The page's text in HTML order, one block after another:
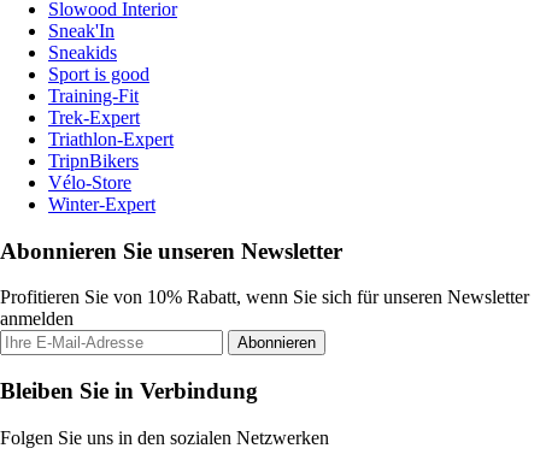
Slowood Interior
Sneak'In
Sneakids
Sport is good
Training-Fit
Trek-Expert
Triathlon-Expert
TripnBikers
Vélo-Store
Winter-Expert
Abonnieren Sie unseren Newsletter
Profitieren Sie von 10% Rabatt, wenn Sie sich für unseren Newsletter
anmelden
Abonnieren
Bleiben Sie in Verbindung
Folgen Sie uns in den sozialen Netzwerken